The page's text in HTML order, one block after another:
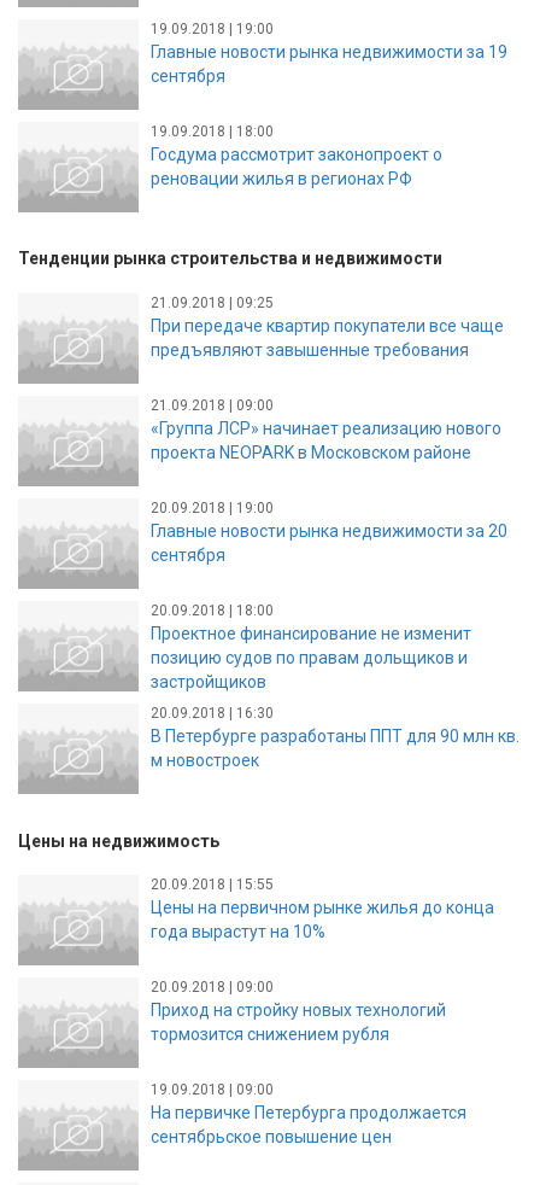
19.09.2018 | 19:00
Главные новости рынка недвижимости за 19
сентября
19.09.2018 | 18:00
Госдума рассмотрит законопроект о
реновации жилья в регионах РФ
Тенденции рынка строительства и недвижимости
21.09.2018 | 09:25
При передаче квартир покупатели все чаще
предъявляют завышенные требования
21.09.2018 | 09:00
«Группа ЛСР» начинает реализацию нового
проекта NEOPARK в Московском районе
20.09.2018 | 19:00
Главные новости рынка недвижимости за 20
сентября
20.09.2018 | 18:00
Проектное финансирование не изменит
позицию судов по правам дольщиков и
застройщиков
20.09.2018 | 16:30
В Петербурге разработаны ППТ для 90 млн кв.
м новостроек
Цены на недвижимость
20.09.2018 | 15:55
Цены на первичном рынке жилья до конца
года вырастут на 10%
20.09.2018 | 09:00
Приход на стройку новых технологий
тормозится снижением рубля
19.09.2018 | 09:00
На первичке Петербурга продолжается
сентябрьское повышение цен